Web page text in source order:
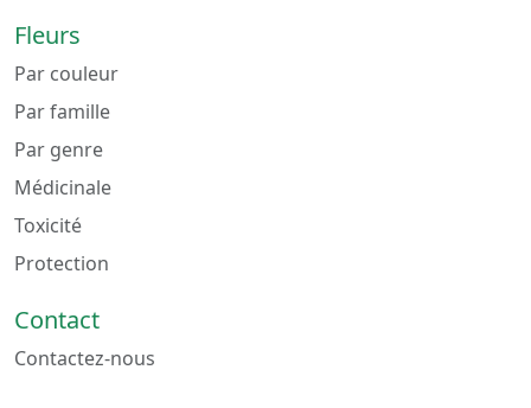
Fleurs
Par couleur
Par famille
Par genre
Médicinale
Toxicité
Protection
Contact
Contactez-nous